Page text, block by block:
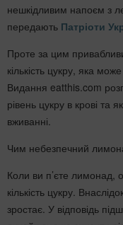
нешкідливим напоєм з
передають Патріоти
Проте за цим
кількість цукру, яка
Видання eatthis.com
рівень цукру в крові та
вживанні.
Чим небезпечний
Коли ви п’єте лимонад,
кількість цукру.
зростає. У відповідь